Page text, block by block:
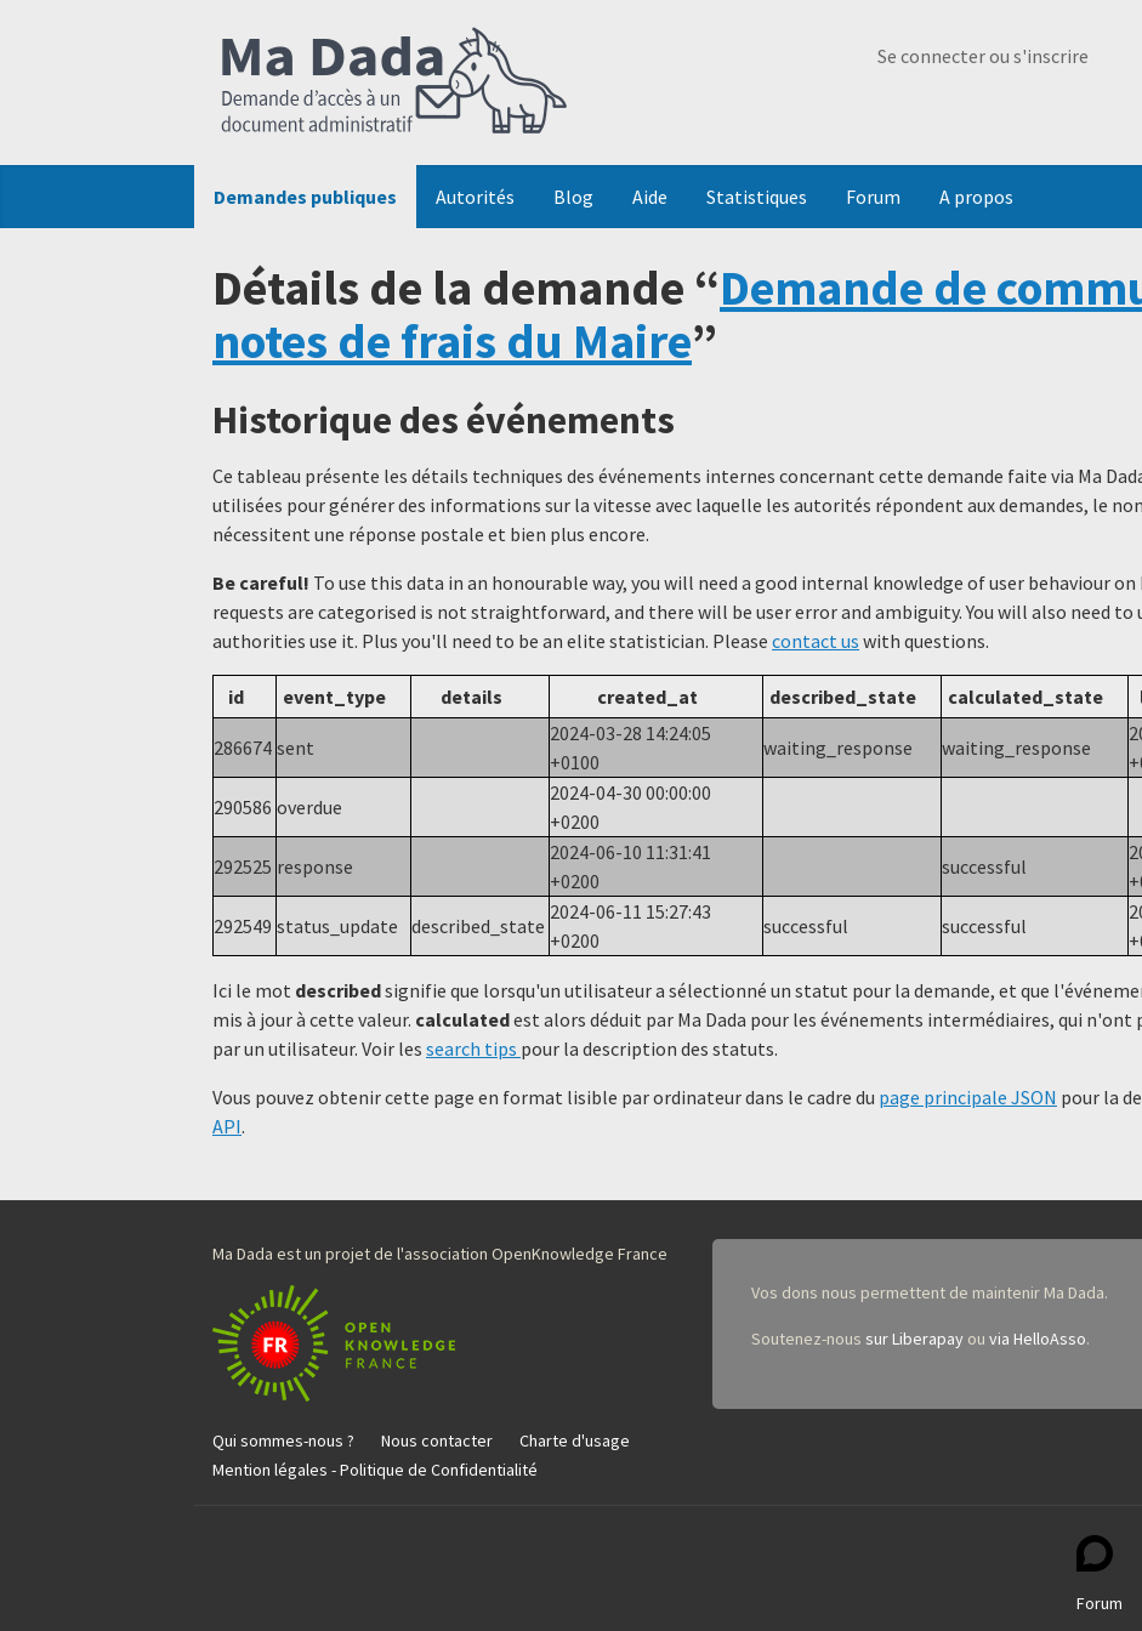
Se connecter ou s'inscrire
Demandes publiques Autorités Blog Aide Statistiques Forum A propos
Détails de la demande “Demande de
notes de frais du Maire”
Historique des événements
Ce tableau présente les détails techniques des événements internes concernant cette demande faite via Ma
utilisées pour générer des informations sur la vitesse avec laquelle les autorités répondent aux demandes, le
nécessitent une réponse postale et bien plus encore.
Be careful! To use this data in an honourable way, you will need a good internal knowledge of user behaviour on
requests are categorised is not straightforward, and there will be user error and ambiguity. You will also need to
authorities use it. Plus you'll need to be an elite statistician. Please contact us with questions.
id event_type details created_at described_state calculated_state
286674 sent
2024-03-28 14:24:05
+0100
waiting_response waiting_response
290586 overdue
2024-04-30 00:00:00
+0200
292525 response
2024-06-10 11:31:41
+0200
successful
292549 status_update described_state
2024-06-11 15:27:43
+0200
successful successful
Ici le mot describedsignifie que lorsqu'un utilisateur a sélectionné un statut ​​pour la demande, et que
mis à jour à cette valeur. calculatedest alors déduit par Ma Dada pour les événements intermédiaires, qui
par un utilisateur. Voir les search tips pour la description des statuts.
Vous pouvez obtenir cette page en format lisible par ordinateur dans le cadre du page principale JSON pour la
API.
Ma Dada est un projet de l'association OpenKnowledge France
Qui sommes-nous ? Nous contacter
Charte d'usage
Mention légales - Politique de Confidentialité
Vos dons nous permettent de maintenir Ma Dada.
Soutenez-nous sur Liberapayou via HelloAsso.
Forum